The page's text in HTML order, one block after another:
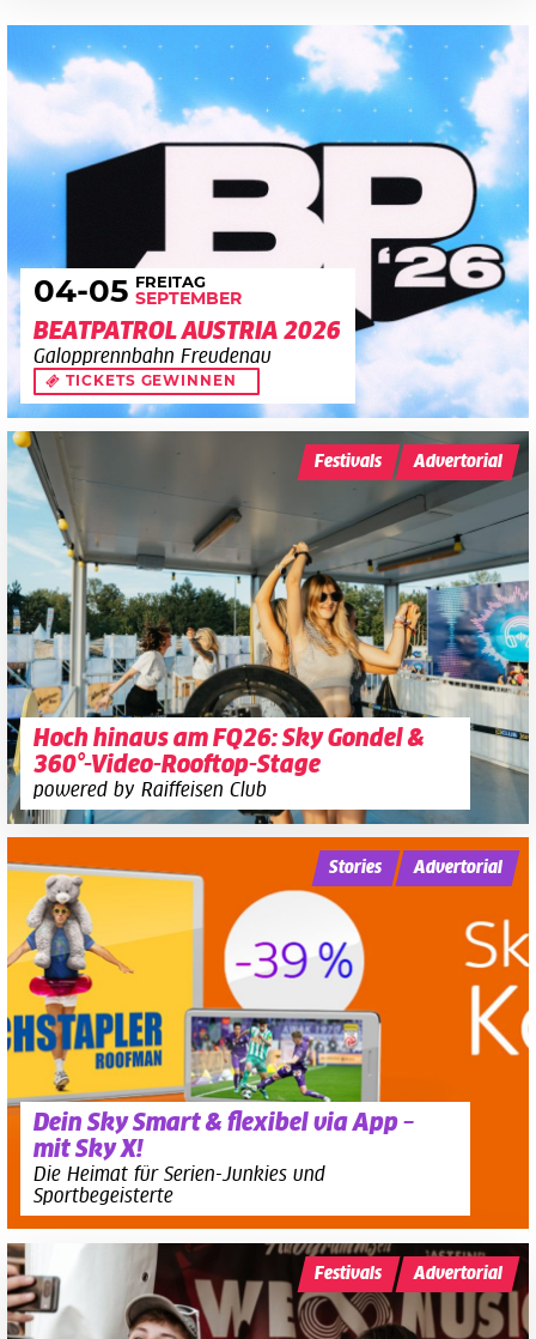
04-05 FREITAG
SEPTEMBER
BEATPATROL AUSTRIA 2026
Galopprennbahn Freudenau
TICKETS GEWINNEN
Hoch hinaus am FQ26: Sky Gondel &
360°-Video-Rooftop-Stage
powered by Raiffeisen Club
Festivals Advertorial
Dein Sky Smart & flexibel via App –
mit Sky X!
Die Heimat für Serien-Junkies und
Sportbegeisterte
Stories Advertorial
Festivals Advertorial